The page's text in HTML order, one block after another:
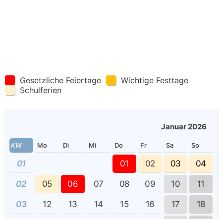
Gesetzliche Feiertage
Wichtige Festtage
Schulferien
Januar 2026
KW Mo Di Mi Do Fr Sa So
01 01 02 03 04
02 05 06 07 08 09 10 11
03 12 13 14 15 16 17 18